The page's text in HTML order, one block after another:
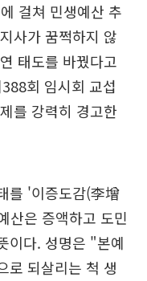
걸쳐 민생예산 추
사가 꿈쩍하지 않
태도를 바꿨다고
회 임시회 교섭
를 강력히 경고한
를 '이증도감(李增
산은 증액하고 도민
이다. 성명은 "본예
로 되살리는 척 생